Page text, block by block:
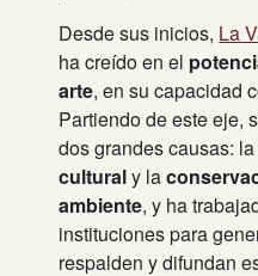
Desde sus inicios, La
ha creído en el
arte, en su capacidad
Partiendo de este eje,
dos grandes causas: la
culturaly la
ambiente, y ha
instituciones para
respalden y difundan